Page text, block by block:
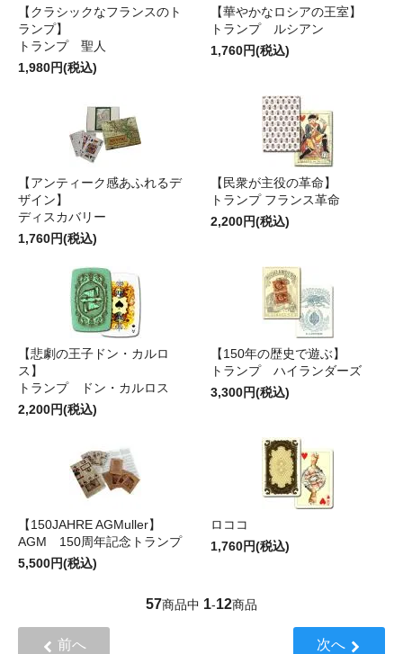
【クラシックなフランスのト
ランプ】
トランプ 聖人
1,980円(税込)
【華やかなロシアの王室】
トランプ ルシアン
1,760円(税込)
【アンティーク感あふれるデ
ザイン】
ディスカバリー
1,760円(税込)
【民衆が主役の革命】
トランプ フランス革命
2,200円(税込)
【悲劇の王子ドン・カルロ
ス】
トランプ ドン・カルロス
2,200円(税込)
【150年の歴史で遊ぶ】
トランプ ハイランダーズ
3,300円(税込)
【150JAHRE AGMuller】
AGM 150周年記念トランプ
5,500円(税込)
ロココ
1,760円(税込)
57商品中 1-12商品
前へ 次へ